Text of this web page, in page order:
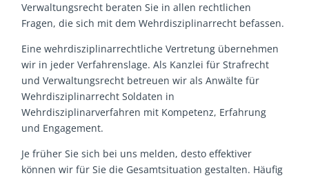
Verwaltungsrecht beraten Sie in allen rechtlichen
Fragen, die sich mit dem Wehrdisziplinarrecht befassen.
Eine wehrdisziplinarrechtliche Vertretung übernehmen
wir in jeder Verfahrenslage. Als Kanzlei für Strafrecht
und Verwaltungsrecht betreuen wir als Anwälte für
Wehrdisziplinarrecht Soldaten in
Wehrdisziplinarverfahren mit Kompetenz, Erfahrung
und Engagement.
Je früher Sie sich bei uns melden, desto effektiver
können wir für Sie die Gesamtsituation gestalten. Häufig